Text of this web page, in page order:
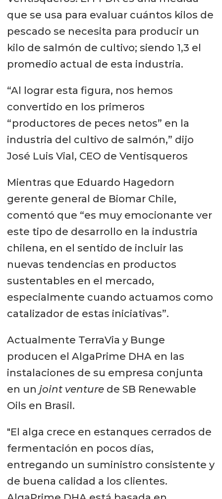
que se usa para evaluar cuántos kilos de
pescado se necesita para producir un
kilo de salmón de cultivo; siendo 1,3 el
promedio actual de esta industria.
“Al lograr esta figura, nos hemos
convertido en los primeros
“productores de peces netos” en la
industria del cultivo de salmón,” dijo
José Luis Vial, CEO de Ventisqueros
Mientras que Eduardo Hagedorn
gerente general de Biomar Chile,
comentó que “es muy emocionante ver
este tipo de desarrollo en la industria
chilena, en el sentido de incluir las
nuevas tendencias en productos
sustentables en el mercado,
especialmente cuando actuamos como
catalizador de estas iniciativas”.
Actualmente TerraVia y Bunge
producen el AlgaPrime DHA en las
instalaciones de su empresa conjunta
en un joint venturede SB Renewable
Oils en Brasil.
"El alga crece en estanques cerrados de
fermentación en pocos días,
entregando un suministro consistente y
de buena calidad a los clientes.